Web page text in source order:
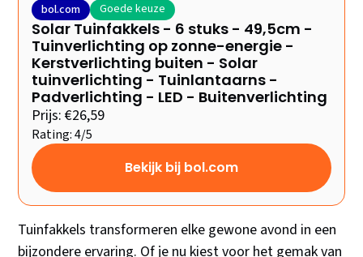
bol.com Goede keuze
Solar Tuinfakkels - 6 stuks - 49,5cm -
Tuinverlichting op zonne-energie -
Kerstverlichting buiten - Solar
tuinverlichting - Tuinlantaarns -
Padverlichting - LED - Buitenverlichting
Prijs: €26,59
Rating: 4/5
Bekijk bij bol.com
Tuinfakkels transformeren elke gewone avond in een
bijzondere ervaring. Of je nu kiest voor het gemak van